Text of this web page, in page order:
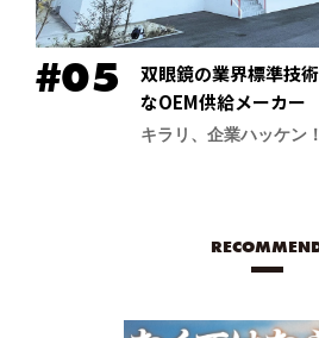
双眼鏡の業界標準技
なOEM供給メーカ
像が安定する手振れ
キラリ、企業ハッケン！